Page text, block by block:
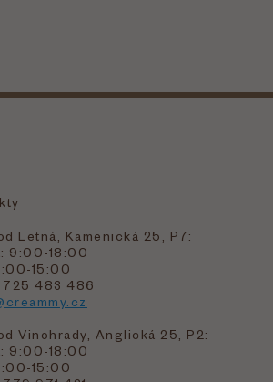
Letná, Kamenická 25, P7:
9:00-18:00
15:00
483 486
Vinohrady, Anglická 25, P2:
9:00-18:00
15:00